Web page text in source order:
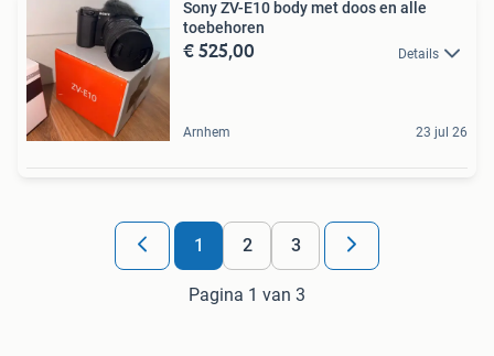
Sony ZV-E10 body met doos en alle
toebehoren
€ 525,00 Details
Arnhem 23 jul 26
1 2 3
Pagina 1 van 3